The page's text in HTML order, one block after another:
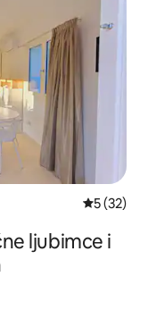
gosti”
Prosječna
5 (32)
ljubimce i